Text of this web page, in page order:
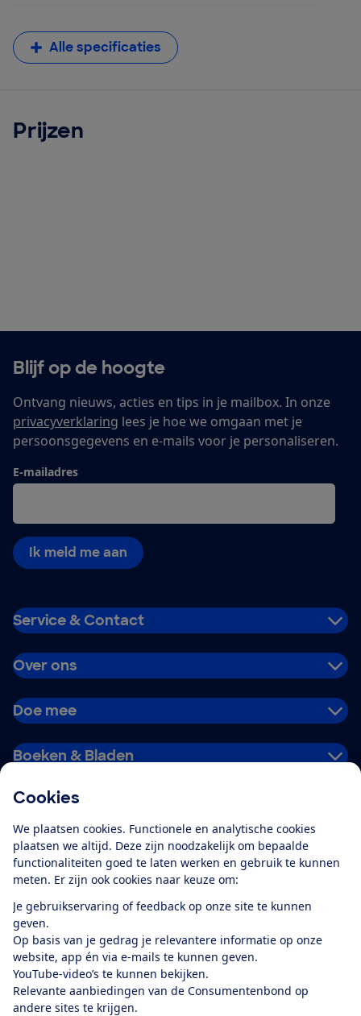
Cookies
We plaatsen cookies. Functionele en analytische cookies
plaatsen we altijd. Deze zijn noodzakelijk om bepaalde
functionaliteiten goed te laten werken en gebruik te kunnen
meten. Er zijn ook cookies naar keuze om:
Je gebruikservaring of feedback op onze site te kunnen
geven.
Op basis van je gedrag je relevantere informatie op onze
website, app én via e-mails te kunnen geven.
YouTube-video’s te kunnen bekijken.
Relevante aanbiedingen van de Consumentenbond op
andere sites te krijgen.
Alle specificaties
Prijzen
Blijf op de hoogte
Ontvang nieuws, acties en tips in je mailbox. In onze
privacyverklaring lees je hoe we omgaan met je
persoonsgegevens en e-mails voor je personaliseren.
E-mailadres
Ik meld me aan
Service & Contact
Over ons
Doe mee
Boeken & Bladen
Alles over de
app
Algemene Voorwaarden
Privacyverklaring
Cookiebeleid
Privacyvoorkeuren
Toegankelijkheid